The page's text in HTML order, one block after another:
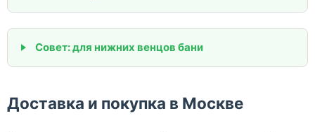
Совет: для нижних венцов бани
Доставка и покупка в Москве